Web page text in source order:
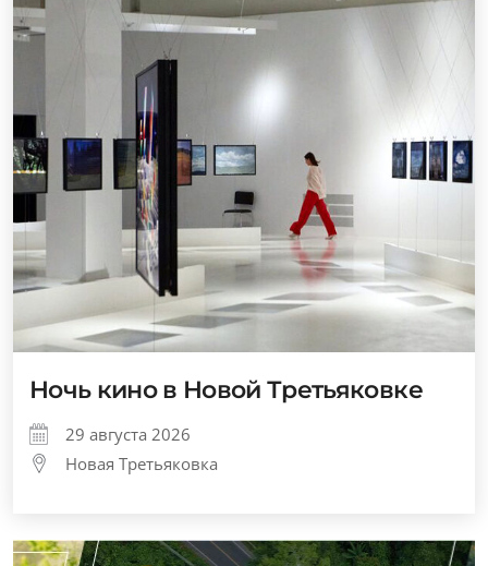
Ночь кино в Новой Третьяковке
29 августа 2026
Новая Третьяковка